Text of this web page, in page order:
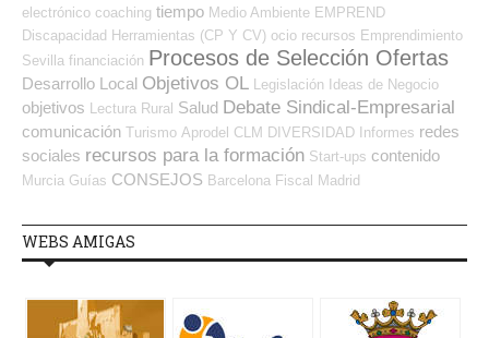
electrónico coaching tiempo Medio Ambiente EMPREND
Discapacidad Herramientas (CP Y CV) ocio recursos Emprendimiento
Sevilla financiación Procesos de Selección Ofertas
Desarrollo Local Objetivos OL Legislación Ideas de Negocio
objetivos Lectura Rural Salud Debate Sindical-Empresarial
comunicación Turismo Aprodel CLM DIVERSIDAD Informes redes
sociales recursos para la formación Start-ups contenido
Murcia Guías CONSEJOS Barcelona Fiscal Madrid
WEBS AMIGAS